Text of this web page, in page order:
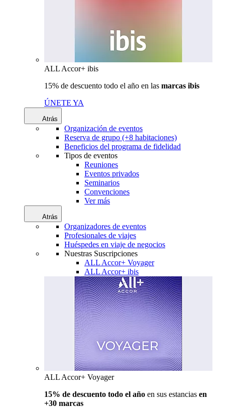
ALL Accor+ ibis
15% de descuento todo el año en las marcas ibis
ÚNETE YA
Atrás
Organización de eventos
Reserva de grupo (+8 habitaciones)
Beneficios del programa de fidelidad
Tipos de eventos
Reuniones
Eventos privados
Seminarios
Convenciones
Ver más
Atrás
Organizadores de eventos
Profesionales de viajes
Huéspedes en viaje de negocios
Nuestras Suscripciones
ALL Accor+ Voyager
ALL Accor+ ibis
ALL Accor+ Voyager
15% de descuento todo el año en sus estancias en
+30 marcas